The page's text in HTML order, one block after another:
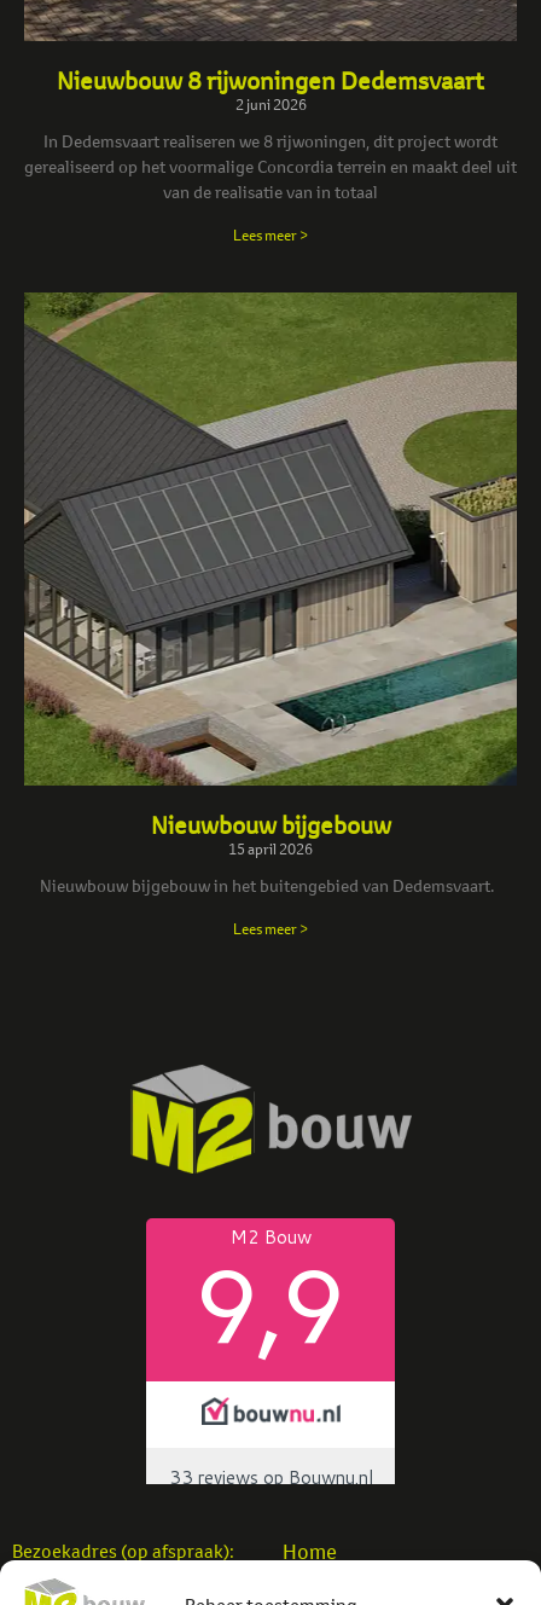
Nieuwbouw 8 rijwoningen Dedemsvaart
2 juni 2026
In Dedemsvaart realiseren we 8 rijwoningen, dit project wordt
gerealiseerd op het voormalige Concordia terrein en maakt deel uit
van de realisatie van in totaal
Lees meer >
Nieuwbouw bijgebouw
15 april 2026
Nieuwbouw bijgebouw in het buitengebied van Dedemsvaart.
Lees meer >
Bezoekadres (op afspraak):
M2 Bouw b.v.
Home